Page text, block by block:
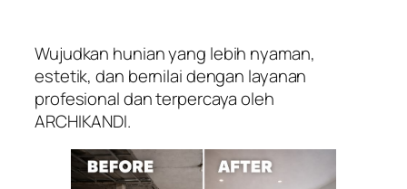
Wujudkan hunian yang lebih nyaman,
estetik, dan bernilai dengan layanan
profesional dan terpercaya oleh
ARCHIKANDI.